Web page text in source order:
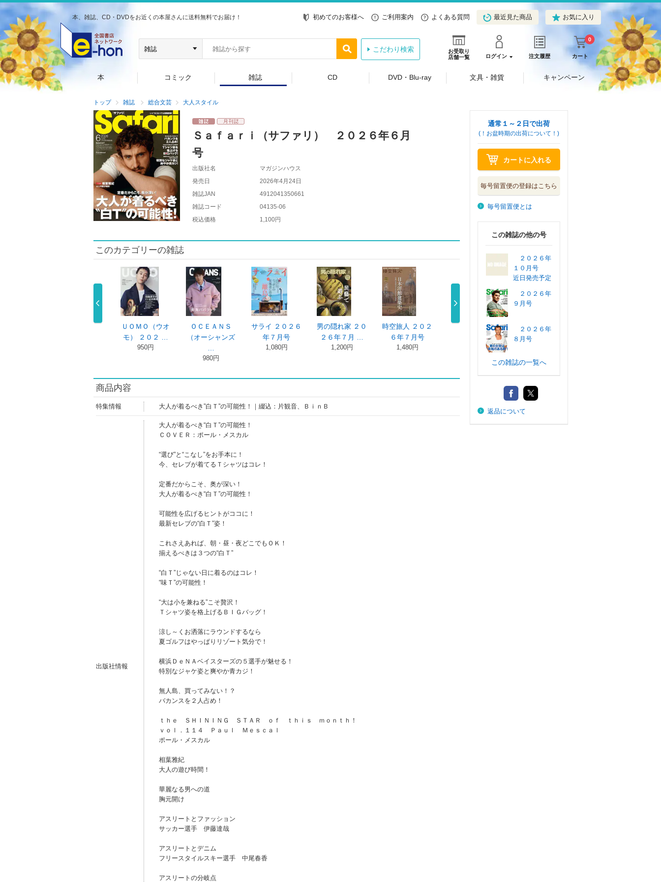
本、雑誌、CD・DVDをお近くの本屋さんに送料無料でお届け！ 初めてのお客様へ ご利用案内 よくある質問 最近見た商品 お気に入り
お受取り
店舗一覧
ログイン 注文履歴 カート
0
こだわり検索
本 コミック 雑誌 CD DVD・Blu-ray 文具・雑貨 キャンペーン
トップ 雑誌 総合文芸 大人スタイル
Ｓａｆａｒｉ（サファリ） ２０２６年６月
号
出版社名
マガジンハウス
発売日
2026年4月24日
雑誌JAN
4912041350661
雑誌コード
04135-06
税込価格
1,100円
このカテゴリーの雑誌
ＵＯＭＯ（ウオ
モ） ２０２ …
950円
ＯＣＥＡＮＳ
（オーシャンズ
980円
サライ ２０２６
年７月号
1,080円
男の隠れ家 ２０
２６年７月 …
1,200円
時空旅人 ２０２
６年７月号
1,480円
日経トレンディ
２０２６年６ …
Ｓａｆａｒｉ
２０２６年３ …
商品内容
特集情報 大人が着るべき”白Ｔ”の可能性！｜綴込：片観音、ＢｉｎＢ
出版社情報
大人が着るべき“白Ｔ”の可能性！
ＣＯＶＥＲ：ポール・メスカル
“選び”と“こなし”をお手本に！
今、セレブが着てるＴシャツはコレ！
定番だからこそ、奥が深い！
大人が着るべき“白Ｔ”の可能性！
可能性を広げるヒントがココに！
最新セレブの“白Ｔ”姿！
これさえあれば、朝・昼・夜どこでもＯＫ！
揃えるべきは３つの“白Ｔ”
“白Ｔ”じゃない日に着るのはコレ！
“味Ｔ”の可能性！
“大は小を兼ねる”こそ贅沢！
Ｔシャツ姿を格上げるＢＩＧバッグ！
涼し～くお洒落にラウンドするなら
夏ゴルフはやっぱりリゾート気分で！
横浜ＤｅＮＡベイスターズの５選手が魅せる！
特別なジャケ姿と爽やか青カジ！
無人島、買ってみない！？
バカンスを２人占め！
ｔｈｅ ＳＨＩＮＩＮＧ ＳＴＡＲ ｏｆ ｔｈｉｓ ｍｏｎｔｈ！
ｖｏｌ．１１４ Ｐａｕｌ Ｍｅｓｃａｌ
ポール・メスカル
相葉雅紀
大人の遊び時間！
華麗なる男への道
胸元開け
アスリートとファッション
サッカー選手 伊藤達哉
アスリートとデニム
フリースタイルスキー選手 中尾春香
アスリートの分岐点
通常１～２日で出荷
(！お盆時期の出荷について！)
カートに入れる
毎号留置便の登録はこちら
毎号留置便とは
この雑誌の他の号
２０２６年
１０月号
近日発売予定
２０２６年
９月号
２０２６年
８月号
この雑誌の一覧へ
返品について